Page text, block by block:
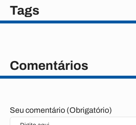
Tags
Comentários
Seu comentário (Obrigatório)